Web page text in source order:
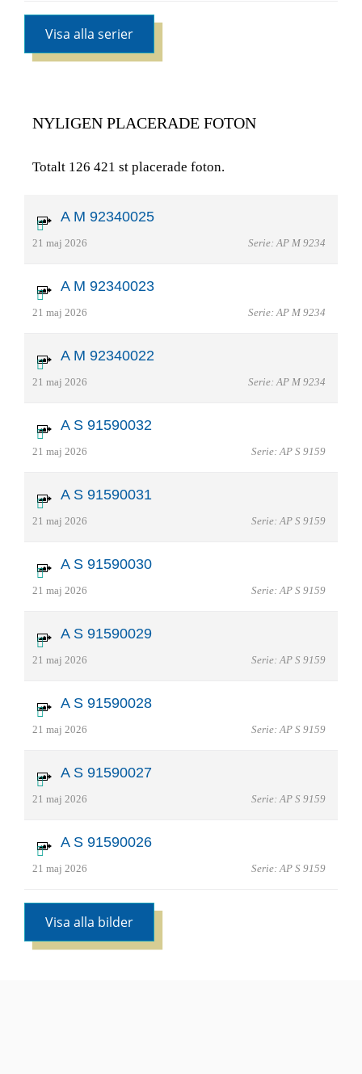
Visa alla serier
NYLIGEN PLACERADE FOTON
Totalt 126 421 st placerade foton.
A M 92340025
21 maj 2026 Serie: AP M 9234
A M 92340023
21 maj 2026 Serie: AP M 9234
A M 92340022
21 maj 2026 Serie: AP M 9234
A S 91590032
21 maj 2026 Serie: AP S 9159
A S 91590031
21 maj 2026 Serie: AP S 9159
A S 91590030
21 maj 2026 Serie: AP S 9159
A S 91590029
21 maj 2026 Serie: AP S 9159
A S 91590028
21 maj 2026 Serie: AP S 9159
A S 91590027
21 maj 2026 Serie: AP S 9159
A S 91590026
21 maj 2026 Serie: AP S 9159
Visa alla bilder